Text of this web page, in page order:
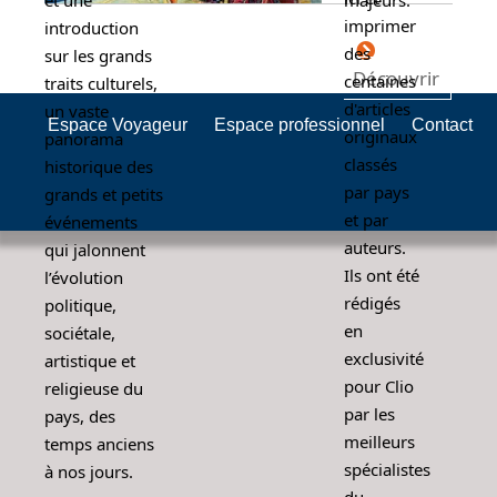
Découvrir
introduction
sur les grands
traits culturels,
un vaste
panorama
historique des
grands et petits
événements
qui jalonnent
l’évolution
politique,
sociétale,
artistique et
religieuse du
pays, des
temps anciens
à nos jours.
imprimer
des
centaines
d'articles
originaux
classés
par pays
et par
auteurs.
Ils ont été
rédigés
en
exclusivité
pour Clio
par les
meilleurs
spécialistes
Espace Voyageur Espace professionnel Contact